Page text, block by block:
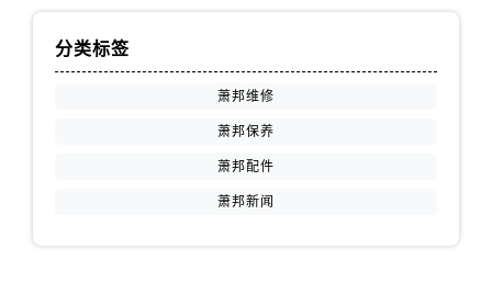
山东省济宁市任城区太白楼路萧邦售后服务中心（需提前预约）
分类标签
萧邦维修
萧邦保养
萧邦配件
萧邦新闻